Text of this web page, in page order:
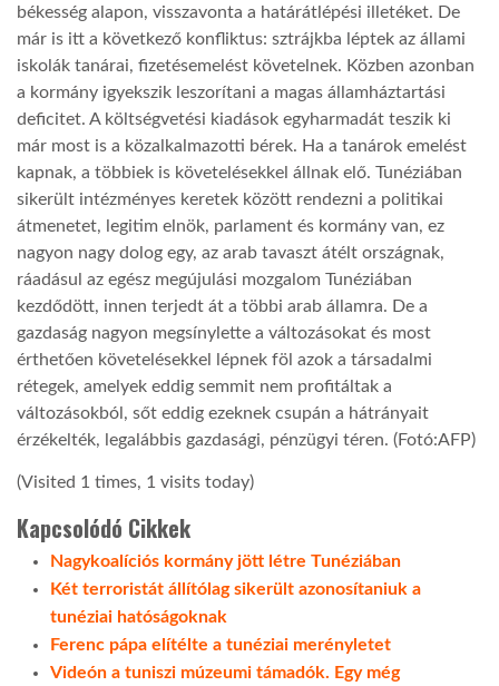
GLOBOZSARU
DOBRAVERO.HU
LATIMO.HU
GLOBOBOOK
békesség alapon, visszavonta a határátlépési illetéket. De
már is itt a következő konfliktus: sztrájkba léptek az állami
iskolák tanárai, fizetésemelést követelnek. Közben azonban
a kormány igyekszik leszorítani a magas államháztartási
deficitet. A költségvetési kiadások egyharmadát teszik ki
már most is a közalkalmazotti bérek. Ha a tanárok emelést
kapnak, a többiek is követelésekkel állnak elő. Tunéziában
sikerült intézményes keretek között rendezni a politikai
átmenetet, legitim elnök, parlament és kormány van, ez
nagyon nagy dolog egy, az arab tavaszt átélt országnak,
ráadásul az egész megújulási mozgalom Tunéziában
kezdődött, innen terjedt át a többi arab államra. De a
gazdaság nagyon megsínylette a változásokat és most
érthetően követelésekkel lépnek föl azok a társadalmi
rétegek, amelyek eddig semmit nem profitáltak a
változásokból, sőt eddig ezeknek csupán a hátrányait
érzékelték, legalábbis gazdasági, pénzügyi téren. (Fotó:AFP)
(Visited 1 times, 1 visits today)
Kapcsolódó Cikkek
Nagykoalíciós kormány jött létre Tunéziában
Két terroristát állítólag sikerült azonosítaniuk a
tunéziai hatóságoknak
Ferenc pápa elítélte a tunéziai merényletet
Videón a tuniszi múzeumi támadók. Egy még